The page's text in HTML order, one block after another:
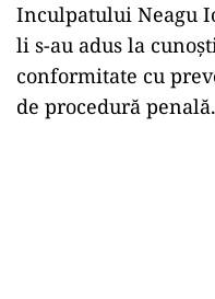
Inculpatului Neagu
li s-au adus la
conformitate cu
de procedură penală.